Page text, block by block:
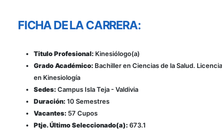
FICHA DE LA CARRERA:
Titulo Profesional: Kinesiólogo(a)
Grado Académico: Bachiller en Ciencias de la Salud.
en Kinesiología
Sedes:Campus Isla Teja - Valdivia
Duración:10 Semestres
Vacantes: 57 Cupos
Ptje. Último Seleccionado(a):673.1